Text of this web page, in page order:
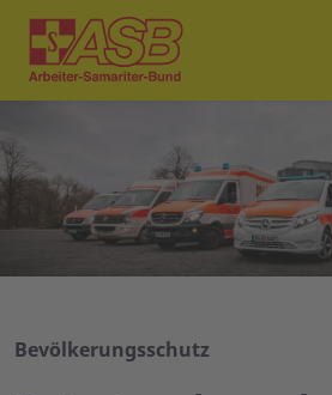
Bevölkerungsschutz